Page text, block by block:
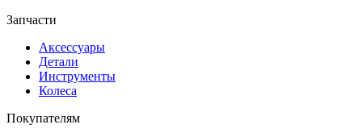
Запчасти
Аксессуары
Детали
Инструменты
Колеса
Покупателям